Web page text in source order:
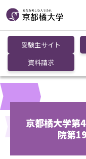
受験生サイト
資料請求
京都橘大学第
院第